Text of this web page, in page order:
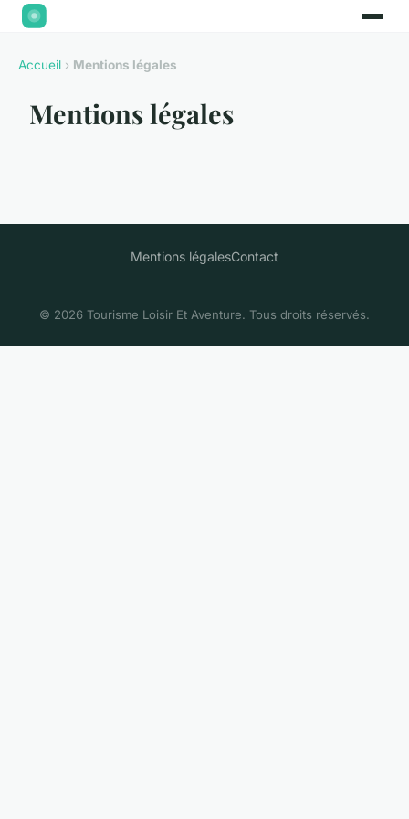
Accueil › Mentions légales
Mentions légales
Mentions légalesContact
© 2026 Tourisme Loisir Et Aventure. Tous droits réservés.